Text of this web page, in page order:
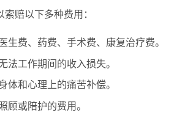
赔以下多种费用：
生费、药费、手术费、康复治疗费。
法工作期间的收入损失。
体和心理上的痛苦补偿。
顾或陪护的费用。